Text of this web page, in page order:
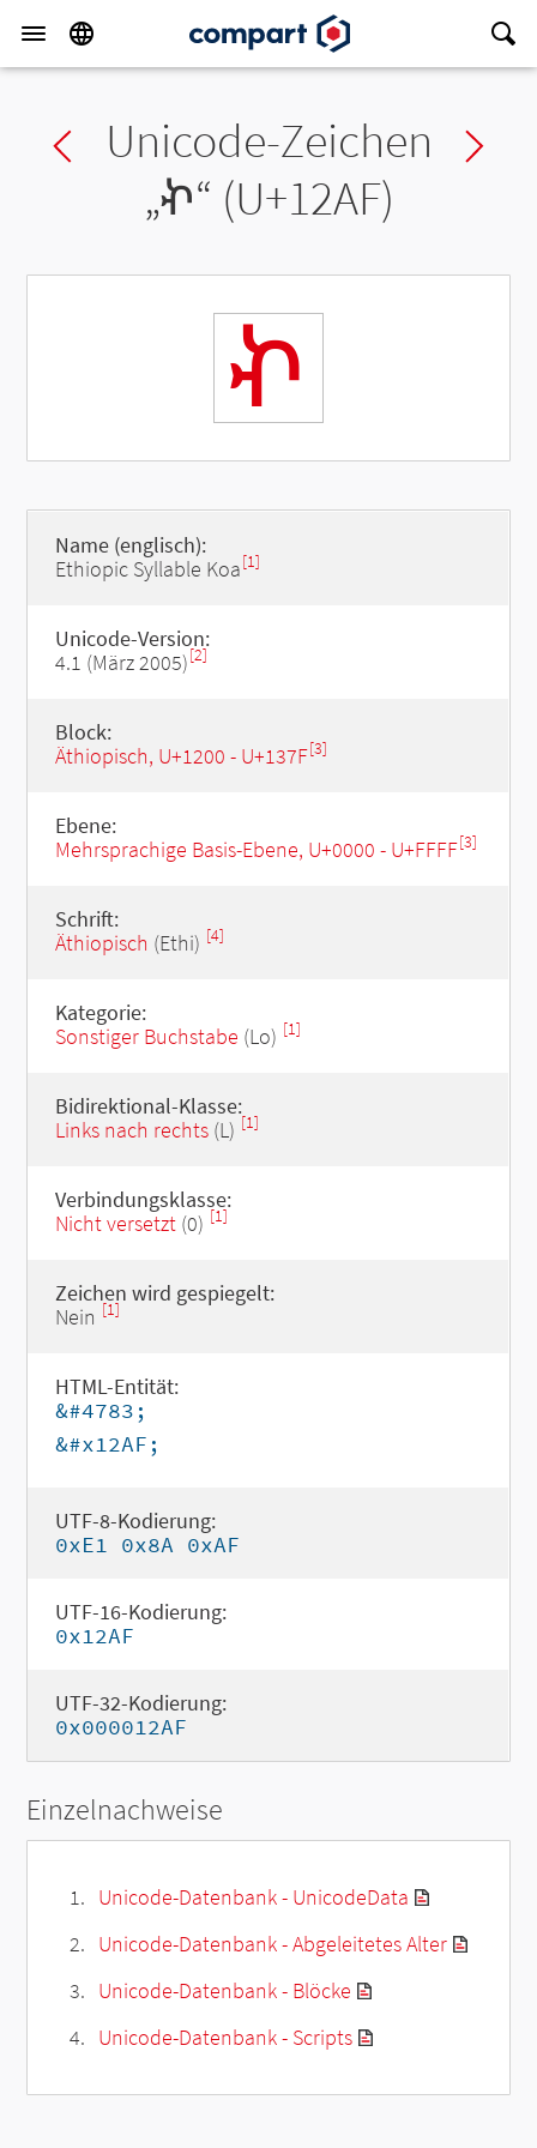
Previous char
Unicode-Zeichen
„ኯ“ (U+12AF)
ኯ
Name (englisch):
Ethiopic Syllable Koa[1]
Unicode-Version:
4.1 (März 2005)[2]
Block:
Äthiopisch, U+1200 - U+137F[3]
Ebene:
Mehrsprachige Basis-Ebene, U+0000 - U+FFFF[3]
Schrift:
Äthiopisch (Ethi) [4]
Kategorie:
Sonstiger Buchstabe (Lo) [1]
Bidirektional-Klasse:
Links nach rechts(L) [1]
Verbindungsklasse:
Nicht versetzt(0) [1]
Zeichen wird gespiegelt:
Nein [1]
HTML-Entität:
&#4783;
&#x12AF;
UTF-8-Kodierung:
0xE1 0x8A 0xAF
UTF-16-Kodierung:
0x12AF
UTF-32-Kodierung:
0x000012AF
Einzelnachweise
Unicode-Datenbank - UnicodeData
Unicode-Datenbank - Abgeleitetes Alter
Unicode-Datenbank - Blöcke
Unicode-Datenbank - Scripts